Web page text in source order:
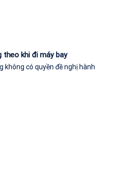
theo khi đi máy bay
không có quyền đề nghị hành